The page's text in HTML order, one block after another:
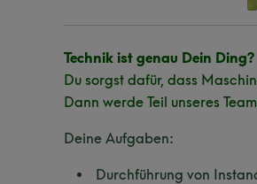
Technik ist genau Dein Ding?
Du sorgst dafür, dass
Dann werde Teil unseres
Deine Aufgaben:
Durchführung von